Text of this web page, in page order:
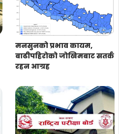
मनसुनको प्रभाव कायम,
बाढीपहिरोको जोखिमबाट सतर्क
रहन आग्रह